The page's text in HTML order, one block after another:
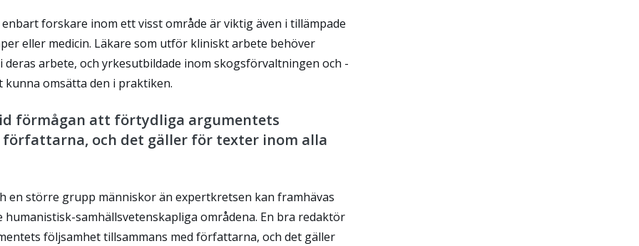
forskare inom ett visst område är viktig även i tillämpade
eller medicin. Läkare som utför kliniskt arbete behöver
arbete, och yrkesutbildade inom skogsförvaltningen och -
omsätta den i praktiken.
förmågan att förtydliga argumentets
och det gäller för texter inom alla
en större grupp människor än expertkretsen kan framhävas
samhällsvetenskapliga områdena. En bra redaktör
följsamhet tillsammans med författarna, och det gäller